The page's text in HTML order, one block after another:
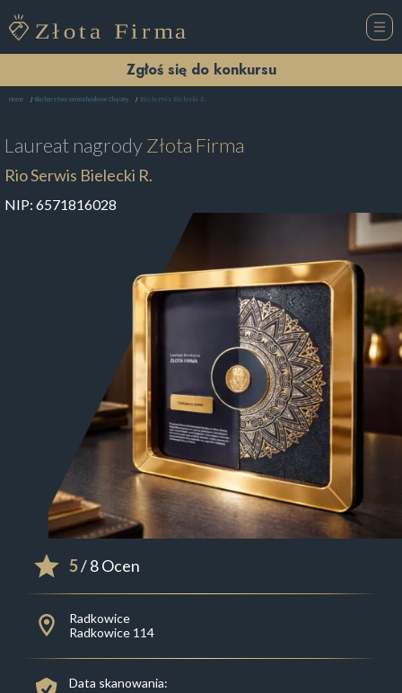
Zgłoś się do konkursu
Home Blacharstwo samochodowe Chęciny Rio Serwis Bielecki R.
Laureat nagrodyZłota Firma
Rio Serwis Bielecki R.
NIP: 6571816028
5/ 8 Ocen
Radkowice
Radkowice 114
Data skanowania: